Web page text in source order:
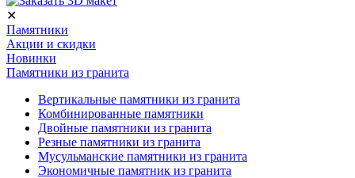
✕
Памятники
Акции и скидки
Новинки
Памятники из гранита
Вертикальные памятники из гранита
Комбинированные памятники
Двойные памятники из гранита
Резные памятники из гранита
Мусульманские памятники из гранита
Экономичные памятник из гранита